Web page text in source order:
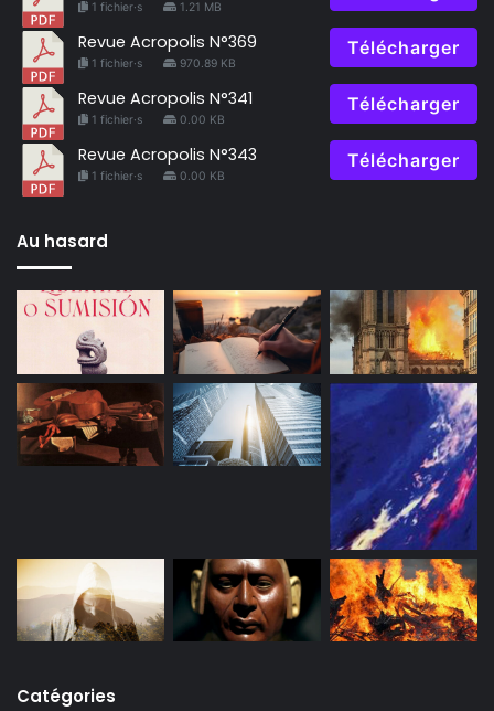
1 fichier·s 1.21 MB
Revue Acropolis N°369
1 fichier·s 970.89 KB
Télécharger
Revue Acropolis N°341
1 fichier·s 0.00 KB
Télécharger
Revue Acropolis N°343
1 fichier·s 0.00 KB
Télécharger
Au hasard
Catégories